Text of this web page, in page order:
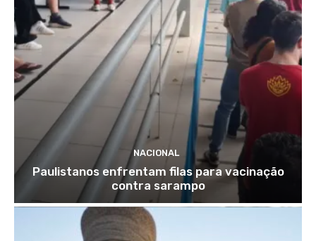
NACIONAL
Paulistanos enfrentam filas para vacinação
contra sarampo